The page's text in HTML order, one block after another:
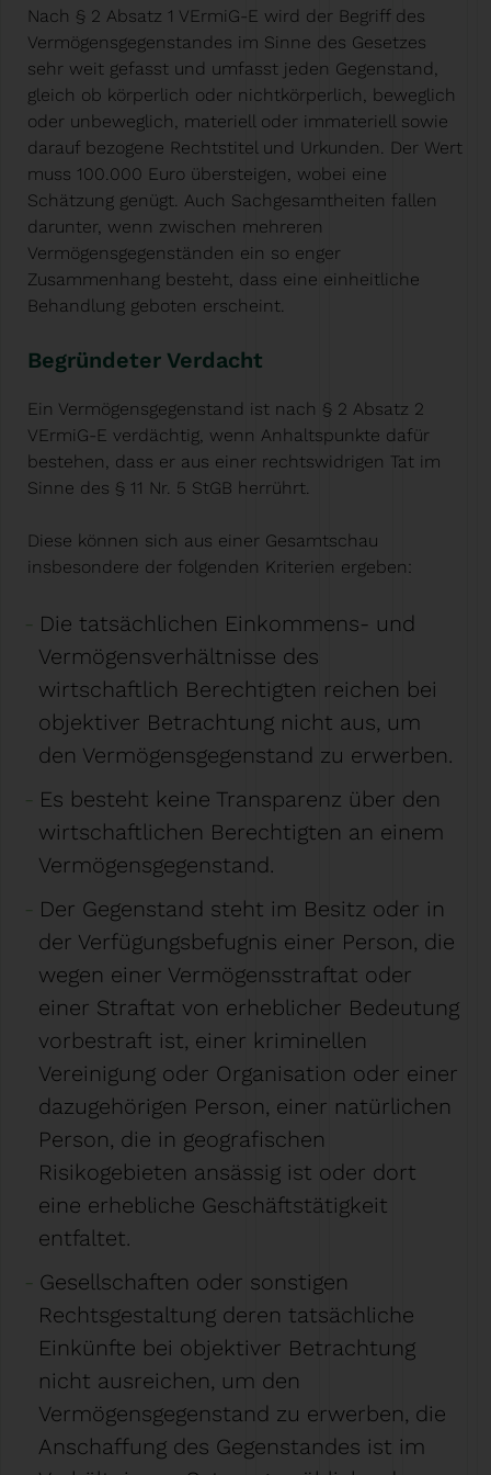
Nach § 2 Absatz 1 VErmiG-E wird der Begriff des
Vermögensgegenstandes im Sinne des Gesetzes
sehr weit gefasst und umfasst jeden Gegenstand,
gleich ob körperlich oder nichtkörperlich, beweglich
oder unbeweglich, materiell oder immateriell sowie
darauf bezogene Rechtstitel und Urkunden. Der Wert
muss 100.000 Euro übersteigen, wobei eine
Schätzung genügt. Auch Sachgesamtheiten fallen
darunter, wenn zwischen mehreren
Vermögensgegenständen ein so enger
Zusammenhang besteht, dass eine einheitliche
Behandlung geboten erscheint.
Begründeter Verdacht
Ein Vermögensgegenstand ist nach § 2 Absatz 2
VErmiG-E verdächtig, wenn Anhaltspunkte dafür
bestehen, dass er aus einer rechtswidrigen Tat im
Sinne des § 11 Nr. 5 StGB herrührt.
Diese können sich aus einer Gesamtschau
insbesondere der folgenden Kriterien ergeben:
Die tatsächlichen Einkommens- und
Vermögensverhältnisse des
wirtschaftlich Berechtigten reichen bei
objektiver Betrachtung nicht aus, um
den Vermögensgegenstand zu erwerben.
Es besteht keine Transparenz über den
wirtschaftlichen Berechtigten an einem
Vermögensgegenstand.
Der Gegenstand steht im Besitz oder in
der Verfügungsbefugnis einer Person, die
wegen einer Vermögensstraftat oder
einer Straftat von erheblicher Bedeutung
vorbestraft ist, einer kriminellen
Vereinigung oder Organisation oder einer
dazugehörigen Person, einer natürlichen
Person, die in geografischen
Risikogebieten ansässig ist oder dort
eine erhebliche Geschäftstätigkeit
entfaltet.
Gesellschaften oder sonstigen
Rechtsgestaltung deren tatsächliche
Einkünfte bei objektiver Betrachtung
nicht ausreichen, um den
Vermögensgegenstand zu erwerben, die
Anschaffung des Gegenstandes ist im